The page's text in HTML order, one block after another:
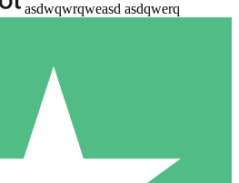
asdwqwrqweasd asdqwerq